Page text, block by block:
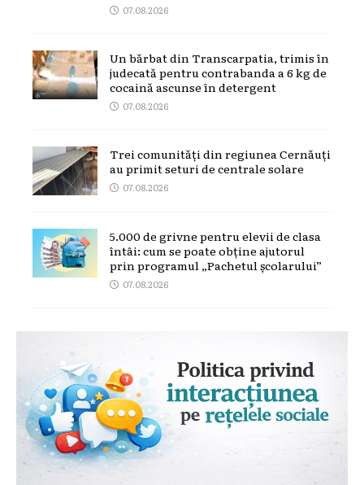
07.08.2026
Un bărbat din Transcarpatia, trimis în
judecată pentru contrabanda a 6 kg de
cocaină ascunse în detergent
07.08.2026
Trei comunități din regiunea Cernăuți
au primit seturi de centrale solare
07.08.2026
5.000 de grivne pentru elevii de clasa
întâi: cum se poate obține ajutorul
prin programul „Pachetul școlarului”
07.08.2026